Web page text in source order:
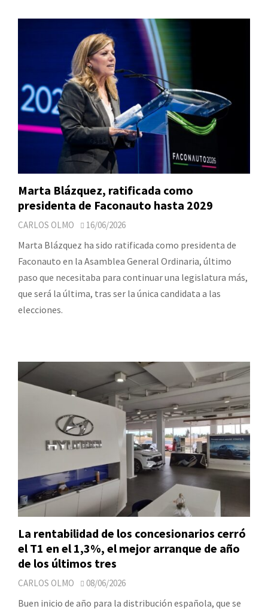
Marta Blázquez, ratificada como
presidenta de Faconauto hasta 2029
CARLOS OLMO 16/06/2026
Marta Blázquez ha sido ratificada como presidenta de
Faconauto en la Asamblea General Ordinaria, último
paso que necesitaba para continuar una legislatura más,
que será la última, tras ser la única candidata a las
elecciones.
La rentabilidad de los concesionarios cerró
el T1 en el 1,3%, el mejor arranque de año
de los últimos tres
CARLOS OLMO 08/06/2026
Buen inicio de año para la distribución española, que se